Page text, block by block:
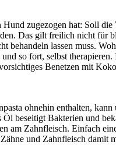
zugezogen hat: Soll
Das gilt freilich nicht für
behandeln lassen muss.
so fort, selbst
Benetzen mit
ohnehin enthalten, kann
beseitigt Bakterien und
am Zahnfleisch. Einfach
und Zahnfleisch damit